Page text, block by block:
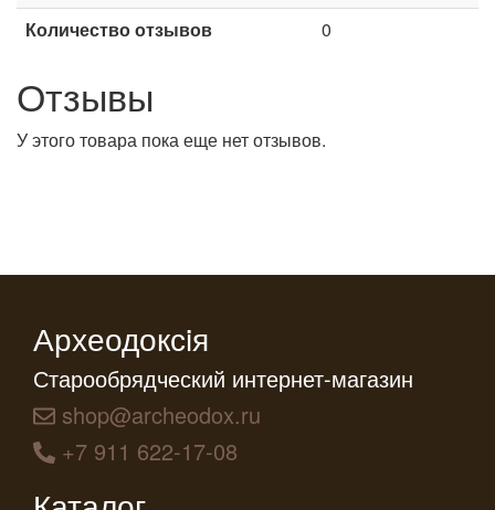
Количество отзывов
0
Отзывы
У этого товара пока еще нет отзывов.
Археодоксiя
Старообрядческий интернет-магазин
shop@archeodox.ru
+7 911 622-17-08